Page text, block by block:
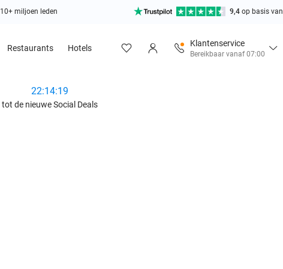
10+ miljoen leden 9,4 op basis van
Restaurants Hotels
Klantenservice
Bereikbaar vanaf 07:00
22:14:17
tot de nieuwe Social Deals